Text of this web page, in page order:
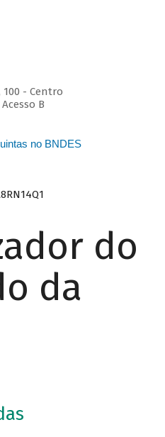
- Centro
B
no BNDES
do
da